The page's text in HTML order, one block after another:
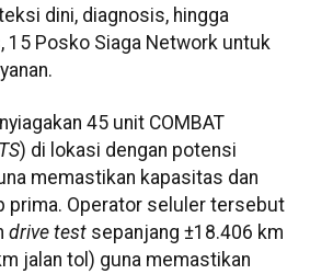
dini, diagnosis, hingga
15 Posko Siaga Network untuk
45 unit COMBAT
) di lokasi dengan potensi
memastikan kapasitas dan
prima. Operator seluler tersebut
drive test sepanjang ±18.406 km
jalan tol) guna memastikan